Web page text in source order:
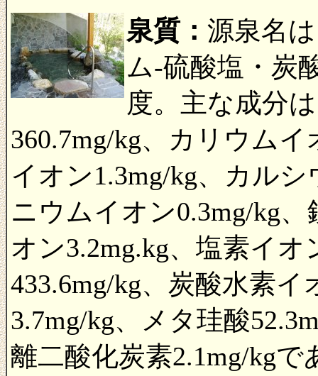
泉質： 源泉名
ム-硫酸塩・炭
度。主な成分
360.7mg/kg、カリウム
イオン1.3mg/kg、カル
ニウムイオン0.3mg/kg
オン3.2mg.kg、塩素イ
433.6mg/kg、炭酸水素
3.7mg/kg、メタ珪酸
離二酸化炭素2.1mg/kg